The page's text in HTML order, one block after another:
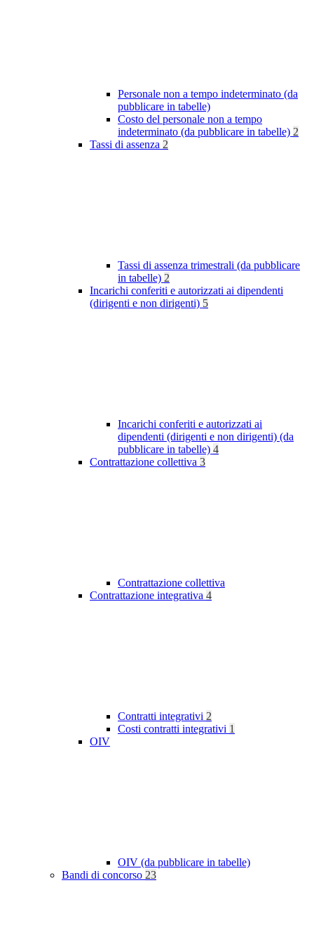
Personale non a tempo indeterminato (da
pubblicare in tabelle)
Costo del personale non a tempo
indeterminato (da pubblicare in tabelle) 2
Tassi di assenza 2
Tassi di assenza trimestrali (da pubblicare
in tabelle) 2
Incarichi conferiti e autorizzati ai dipendenti
(dirigenti e non dirigenti) 5
Incarichi conferiti e autorizzati ai
dipendenti (dirigenti e non dirigenti) (da
pubblicare in tabelle) 4
Contrattazione collettiva 3
Contrattazione collettiva
Contrattazione integrativa 4
Contratti integrativi 2
Costi contratti integrativi 1
OIV
OIV (da pubblicare in tabelle)
Bandi di concorso 23